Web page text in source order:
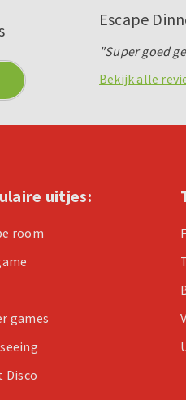
Escape
"Super goed
Bekijk alle
uitjes:
room
games
Disco